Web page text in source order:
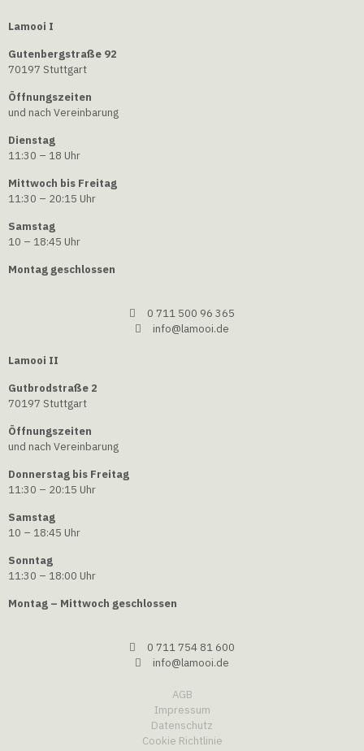
Lamooi I
Gutenbergstraße 92
70197 Stuttgart
Öffnungszeiten
und nach Vereinbarung
Dienstag
11:30 – 18 Uhr
Mittwoch bis Freitag
11:30 – 20:15 Uhr
Samstag
10 – 18:45 Uhr
Montag geschlossen
0 711 500 96 365
info@lamooi.de
Lamooi II
Gutbrodstraße 2
70197 Stuttgart
Öffnungszeiten
und nach Vereinbarung
Donnerstag bis Freitag
11:30 – 20:15 Uhr
Samstag
10 – 18:45 Uhr
Sonntag
11:30 – 18:00 Uhr
Montag – Mittwoch geschlossen
0 711 754 81 600
info@lamooi.de
AGB
Impressum
Datenschutz
Cookie Richtlinie